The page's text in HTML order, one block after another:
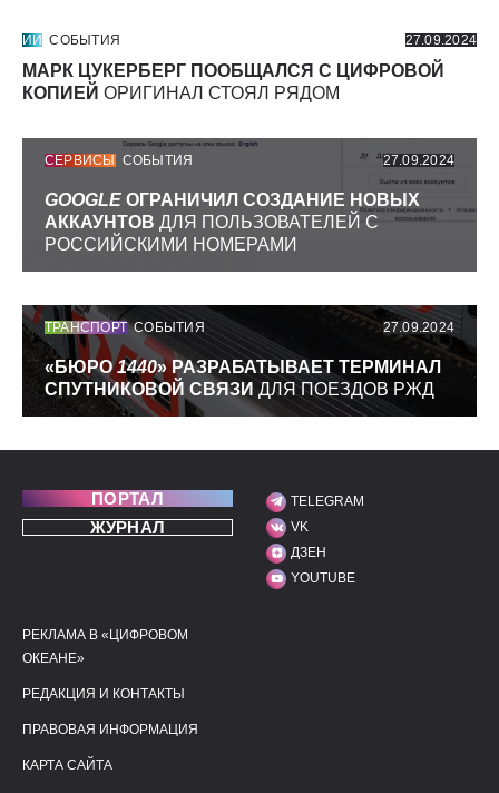
ИИ СОБЫТИЯ 27.09.2024
МАРК ЦУКЕРБЕРГ ПООБЩАЛСЯ С ЦИФРОВОЙ
КОПИЕЙ ОРИГИНАЛ СТОЯЛ РЯДОМ
СЕРВИСЫ СОБЫТИЯ 27.09.2024
GOOGLE ОГРАНИЧИЛ СОЗДАНИЕ НОВЫХ
АККАУНТОВ ДЛЯ ПОЛЬЗОВАТЕЛЕЙ С
РОССИЙСКИМИ НОМЕРАМИ
ТРАНСПОРТ СОБЫТИЯ 27.09.2024
«БЮРО1440» РАЗРАБАТЫВАЕТ ТЕРМИНАЛ
СПУТНИКОВОЙ СВЯЗИ ДЛЯ ПОЕЗДОВ РЖД
ПОРТАЛ
ЖУРНАЛ
МЫ В СОЦИАЛЬНЫХ
TELEGRAM
VK
ДЗЕН
YOUTUBE
ПОЛЕЗНЫЕ ССЫЛКИ
РЕКЛАМА В «ЦИФРОВОМ
ОКЕАНЕ»
РЕДАКЦИЯ И КОНТАКТЫ
ПРАВОВАЯ ИНФОРМАЦИЯ
КАРТА САЙТА